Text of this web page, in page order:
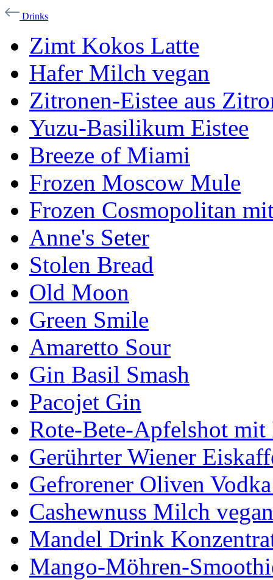
Drinks
Zimt Kokos Latte
Hafer Milch vegan
Zitronen-Eistee aus
Yuzu-Basilikum Eistee
Breeze of Miami
Frozen Moscow Mule
Frozen Cosmopolitan
Anne's Seter
Stolen Bread
Old Moon
Green Smile
Amaretto Sour
Gin Basil Smash
Pacojet Gin
Rote-Bete-Apfelshot mit
Gerührter Wiener
Gefrorener Oliven
Cashewnuss Milch vegan
Mandel Drink
Mango-Möhren-